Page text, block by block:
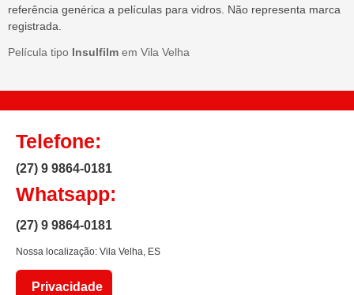
referência genérica a películas para vidros. Não representa marca
registrada.
Película tipo Insulfilm em Vila Velha
Telefone:
(27) 9 9864-0181
Whatsapp:
(27) 9 9864-0181
Nossa localização: Vila Velha, ES
Privacidade